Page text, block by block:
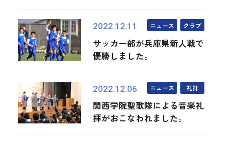
2022.12.11 ニュース クラブ
サッカー部が兵庫県新人戦で
優勝しました。
2022.12.06 ニュース 礼拝
関西学院聖歌隊による音楽礼
拝がおこなわれました。